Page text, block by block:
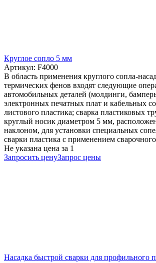
Круглое сопло 5 мм
Артикул: F4000
В область применения круглого сопла-
термических фенов входят следующие
автомобильных деталей (молдинги,
электронных печатных плат и кабельных
листового пластика; сварка пластиковых
круглый носик диаметром 5 мм,
наклоном, для установки специальных
сварки пластика с применением
Не указана цена за 1
Запросить ценуЗапрос цены
Насадка быстрой сварки для профильного